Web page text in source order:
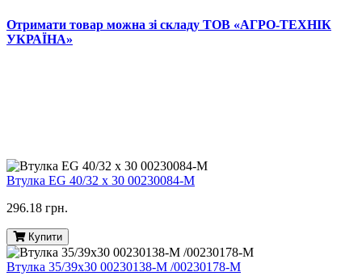
Отримати товар можна зі складу ТОВ «АГРО-ТЕХНІК
УКРАЇНА»
Втулка EG 40/32 x 30 00230084-M
296.18 грн.
Купити
Втулка 35/39х30 00230138-M /00230178-M